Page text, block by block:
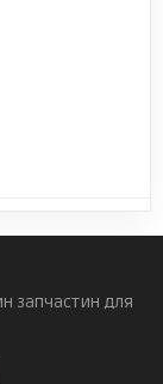
запчастин для